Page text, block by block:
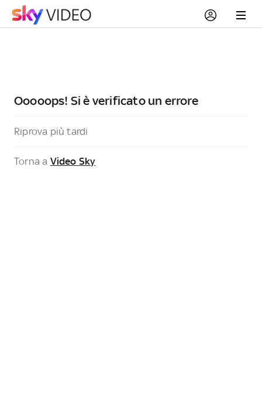
Ooooops! Si è verificato un errore
Riprova più tardi
Torna a Video Sky